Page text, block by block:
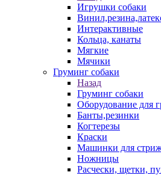
Игрушки собаки
Интерактивные
Кольца, канаты
Мягкие
Мячики
Груминг собаки
Назад
Груминг собаки
Оборудование для
Банты,резинки
Когтерезы
Краски
Машинки для
Ножницы
Расчески, щетки,